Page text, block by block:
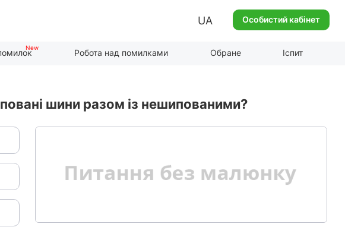
UA Особистий кабінет
Робота над помилками Обране Іспит
шини разом із нешипованими?